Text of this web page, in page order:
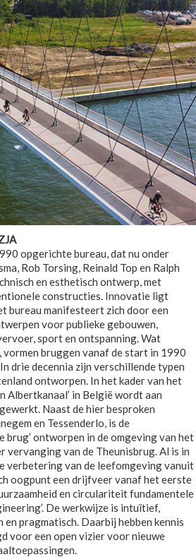
opgerichte bureau, dat nu onder
Rob Torsing, Reinald Top en Ralph
en esthetisch ontwerp, met
constructies. Innovatie ligt
bureau manifesteert zich door een
voor publieke gebouwen,
sport en ontspanning. Wat
bruggen vanaf de start in 1990
drie decennia zijn verschillende typen
ontworpen. In het kader van het
Albertkanaal’ in België wordt aan
Naast de hier besproken
en Tessenderlo, is de
brug’ ontworpen in de omgeving van het
vervanging van de Theunisbrug. Al is in
verbetering van de leefomgeving vanuit
oogpunt een drijfveer vanaf het eerste
en circulariteit fundamentele
De werkwijze is intuïtief,
pragmatisch. Daarbij hebben kennis
voor een open vizier voor nieuwe